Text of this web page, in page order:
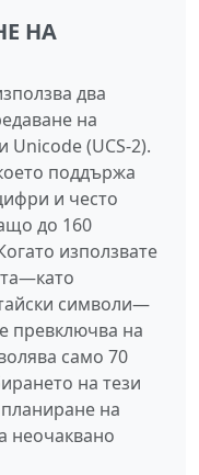
НА
два
на
Unicode (UCS-2).
поддържа
и често
до 160
използвате
символи—
превключва на
само 70
на тези
на
неочаквано